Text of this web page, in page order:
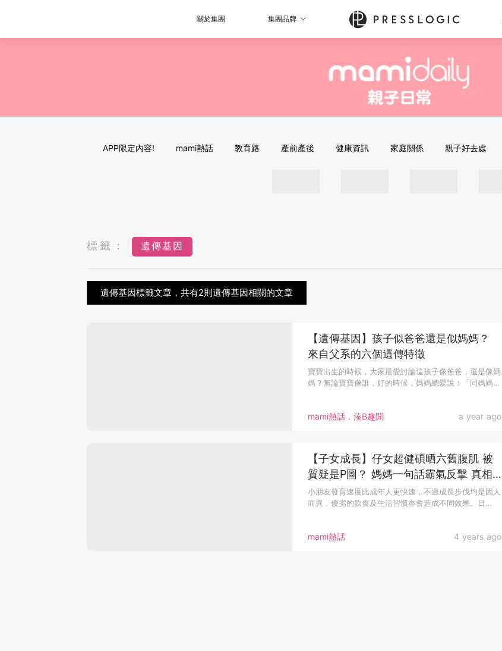
關於集團 集團品牌
APP限定內容! mami熱話 教育路 產前產後 健康資訊 家庭關係 親子好去處
標籤： 遺傳基因
遺傳基因標籤文章，共有2則遺傳基因相關的文章
mami熱話．湊B趣聞 a year ago
【遺傳基因】孩子似爸爸還是似媽媽？
來自父系的六個遺傳特徵
寶寶出生的時候，大家最愛討論這孩子像爸爸，還是像媽
媽？無論寶寶像誰，好的時候，媽媽總愛說：「同媽媽
mami熱話 4 years ago
【子女成長】仔女超健碩晒六舊腹肌 被
質疑是P圖？ 媽媽一句話霸氣反擊 真相
曝光勁無奈
小朋友發育速度比成年人更快速，不過成長步伐均是因人
而異，優劣的飲食及生活習慣亦會造成不同效果。日